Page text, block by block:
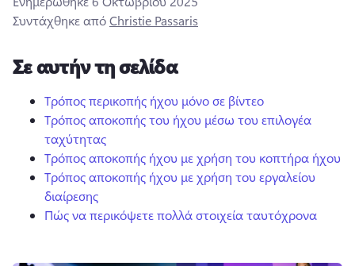
Δωρεάν δοκιμή
Συντάχθηκε απόChristie Passaris
Σε αυτήν τη σελίδα
Τρόπος περικοπής ήχου μόνο σε βίντεο
Τρόπος αποκοπής του ήχου μέσω του επιλογέα
ταχύτητας
Τρόπος αποκοπής ήχου με χρήση του κοπτήρα ήχου
Τρόπος αποκοπής ήχου με χρήση του εργαλείου
διαίρεσης
Πώς να περικόψετε πολλά στοιχεία ταυτόχρονα